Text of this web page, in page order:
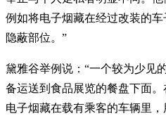
例如将电子烟藏在经过改装的
隐蔽部位。”
黛雅谷举例说：“一个较为少见
备运送到食品展览的餐盘下面
电子烟藏在载有乘客的车辆里